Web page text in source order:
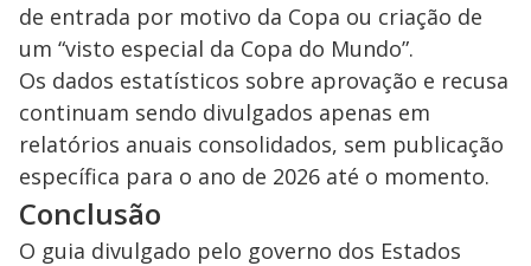
de entrada por motivo da Copa ou criação de
um “visto especial da Copa do Mundo”.
Os dados estatísticos sobre aprovação e recusa
continuam sendo divulgados apenas em
relatórios anuais consolidados, sem publicação
específica para o ano de 2026 até o momento.
Conclusão
O guia divulgado pelo governo dos Estados